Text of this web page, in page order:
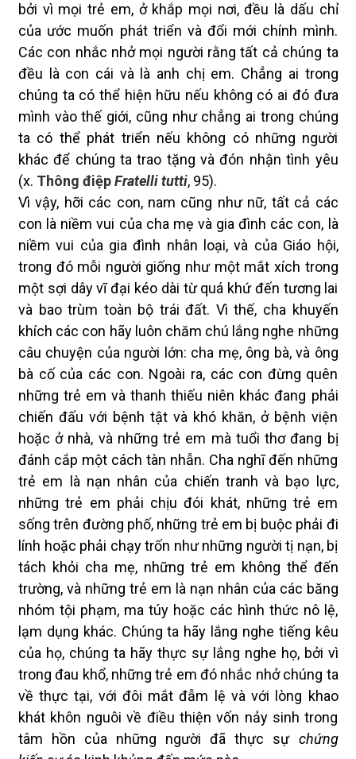
bởi vì mọi trẻ em, ở khắp mọi nơi, đều là dấu chỉ
của ước muốn phát triển và đổi mới chính mình.
Các con nhắc nhở mọi người rằng tất cả chúng ta
đều là con cái và là anh chị em. Chẳng ai trong
chúng ta có thể hiện hữu nếu không có ai đó đưa
mình vào thế giới, cũng như chẳng ai trong chúng
ta có thể phát triển nếu không có những người
khác để chúng ta trao tặng và đón nhận tình yêu
(x. Thông điệpFratelli tutti, 95).
Vì vậy, hỡi các con, nam cũng như nữ, tất cả các
con là niềm vui của cha mẹ và gia đình các con, là
niềm vui của gia đình nhân loại, và của Giáo hội,
trong đó mỗi người giống như một mắt xích trong
một sợi dây vĩ đại kéo dài từ quá khứ đến tương lai
và bao trùm toàn bộ trái đất. Vì thế, cha khuyến
khích các con hãy luôn chăm chú lắng nghe những
câu chuyện của người lớn: cha mẹ, ông bà, và ông
bà cố của các con. Ngoài ra, các con đừng quên
những trẻ em và thanh thiếu niên khác đang phải
chiến đấu với bệnh tật và khó khăn, ở bệnh viện
hoặc ở nhà, và những trẻ em mà tuổi thơ đang bị
đánh cắp một cách tàn nhẫn. Cha nghĩ đến những
trẻ em là nạn nhân của chiến tranh và bạo lực,
những trẻ em phải chịu đói khát, những trẻ em
sống trên đường phố, những trẻ em bị buộc phải đi
lính hoặc phải chạy trốn như những người tị nạn, bị
tách khỏi cha mẹ, những trẻ em không thể đến
trường, và những trẻ em là nạn nhân của các băng
nhóm tội phạm, ma túy hoặc các hình thức nô lệ,
lạm dụng khác. Chúng ta hãy lắng nghe tiếng kêu
của họ, chúng ta hãy thực sự lắng nghe họ, bởi vì
trong đau khổ, những trẻ em đó nhắc nhở chúng ta
về thực tại, với đôi mắt đẫm lệ và với lòng khao
khát khôn nguôi về điều thiện vốn nảy sinh trong
tâm hồn của những người đã thực sự chứng